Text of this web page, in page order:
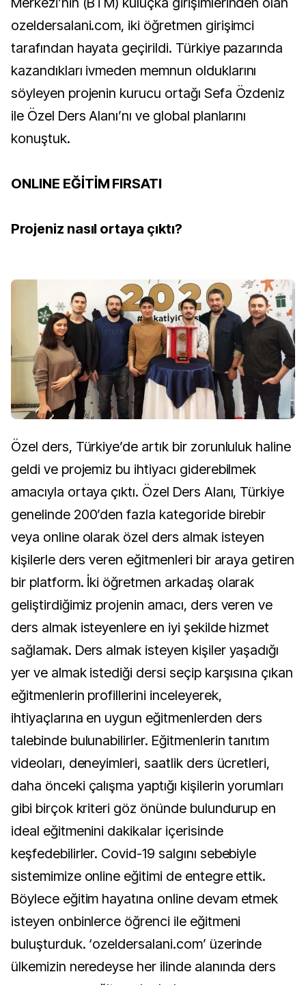
ozeldersalani.com, iki öğretmen girişimci
tarafından hayata geçirildi. Türkiye pazarında
kazandıkları ivmeden memnun olduklarını
söyleyen projenin kurucu ortağı Sefa Özdeniz
ile Özel Ders Alanı’nı ve global planlarını
konuştuk.
ONLINE EĞİTİM FIRSATI
Projeniz nasıl ortaya çıktı?
Özel ders, Türkiye’de artık bir zorunluluk haline
geldi ve projemiz bu ihtiyacı giderebilmek
amacıyla ortaya çıktı. Özel Ders Alanı, Türkiye
genelinde 200’den fazla kategoride birebir
veya online olarak özel ders almak isteyen
kişilerle ders veren eğitmenleri bir araya getiren
bir platform. İki öğretmen arkadaş olarak
geliştirdiğimiz projenin amacı, ders veren ve
ders almak isteyenlere en iyi şekilde hizmet
sağlamak. Ders almak isteyen kişiler yaşadığı
yer ve almak istediği dersi seçip karşısına çıkan
eğitmenlerin profillerini inceleyerek,
ihtiyaçlarına en uygun eğitmenlerden ders
talebinde bulunabilirler. Eğitmenlerin tanıtım
videoları, deneyimleri, saatlik ders ücretleri,
daha önceki çalışma yaptığı kişilerin yorumları
gibi birçok kriteri göz önünde bulundurup en
ideal eğitmenini dakikalar içerisinde
keşfedebilirler. Covid-19 salgını sebebiyle
sistemimize online eğitimi de entegre ettik.
Böylece eğitim hayatına online devam etmek
isteyen onbinlerce öğrenci ile eğitmeni
buluşturduk. ‘ozeldersalani.com’ üzerinde
ülkemizin neredeyse her ilinde alanında ders